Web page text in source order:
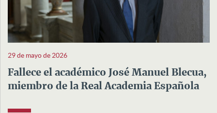
29 de mayo de 2026
Fallece el académico José Manuel Blecua,
miembro de la Real Academia Española